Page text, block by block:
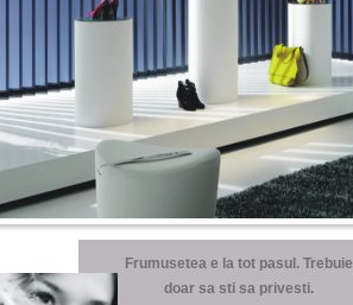
Frumusetea e la tot pasul. Trebuie
doar sa sti sa privesti.